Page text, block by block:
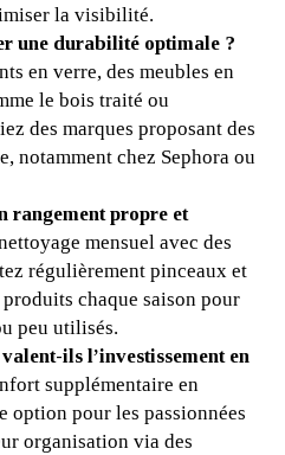
la visibilité.
une durabilité optimale ?
en verre, des meubles en
le bois traité ou
des marques proposant des
notamment chez Sephora ou
rangement propre et
mensuel avec des
régulièrement pinceaux et
chaque saison pour
peu utilisés.
ils l’investissement en
supplémentaire en
option pour les passionnées
organisation via des